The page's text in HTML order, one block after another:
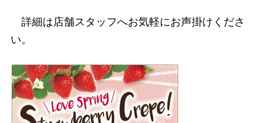
詳細は店舗スタッフへお気軽にお声掛けくださ
い。